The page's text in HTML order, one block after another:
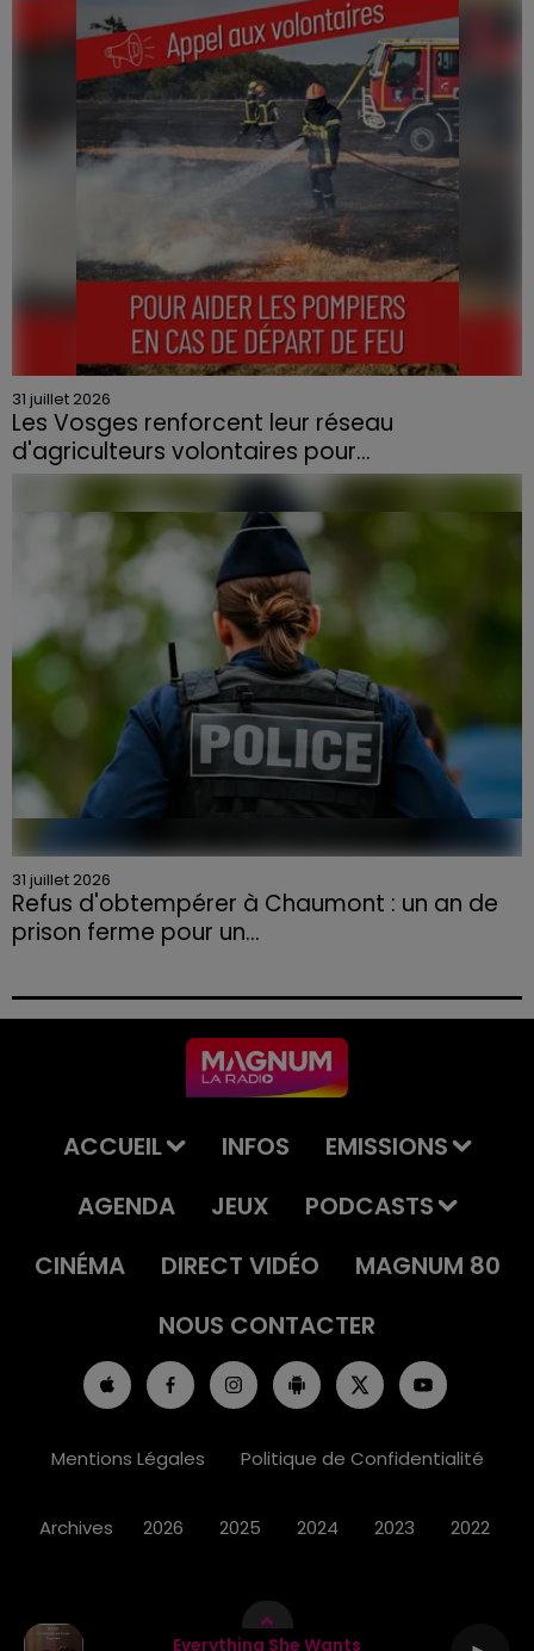
Everything She Wants
quartier résidentiel, avait détruit deux habitations et
contraint à l'évacuation d'une centaine de personnes.
31 juillet 2026
Les Vosges renforcent leur réseau
d'agriculteurs volontaires pour...
Face à la sécheresse et aux risques de départs de feu,
la Chambre d'agriculture des Vosges a lancé un appel
aux agriculteurs volontaires pour venir en aide...
31 juillet 2026
Refus d'obtempérer à Chaumont : un an de
prison ferme pour un...
permis et la confiscation de son véhicule.
ACCUEIL INFOS
EMISSIONS
AGENDA
JEUX
PODCASTS
CINÉMA
DIRECT VIDÉO
MAGNUM 80
NOUS CONTACTER
Mentions Légales Politique de Confidentialité
Archives 2026 2025 2024 2023 2022